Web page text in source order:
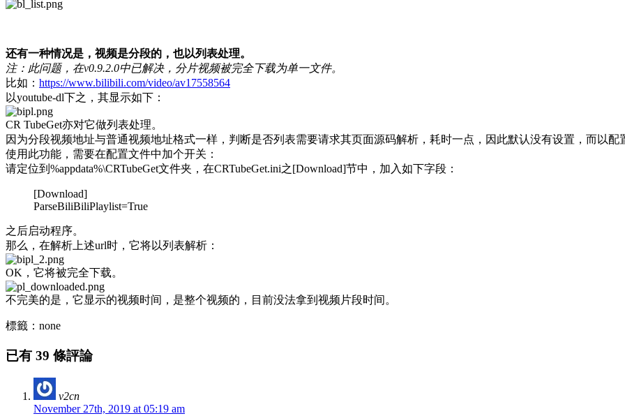
还有一种情况是，视频是分段的，也以列表处理。
注：此问题，在v0.9.2.0中已解决，分片视频被完全下载为单一文件。
比如： https://www.bilibili.com/video/av17558564
以youtube-dl下之，其显示如下：
CR TubeGet亦对它做列表处理。
因为分段视频地址与普通视频地址格式一样，判断是否列表需要请求其页面源码解析，耗时一点，因此默认没有设置，而以配
使用此功能，需要在配置文件中加个开关：
请定位到%appdata%\CRTubeGet文件夹，在CRTubeGet.ini之[Download]节中，加入如下字段：
[Download]
ParseBiliBiliPlaylist=True
之后启动程序。
那么，在解析上述url时，它将以列表解析：
OK，它将被完全下载。
不完美的是，它显示的视频时间，是整个视频的，目前没法拿到视频片段时间。
標籤：none
已有 39 條評論
v2cn
November 27th, 2019 at 05:19 am